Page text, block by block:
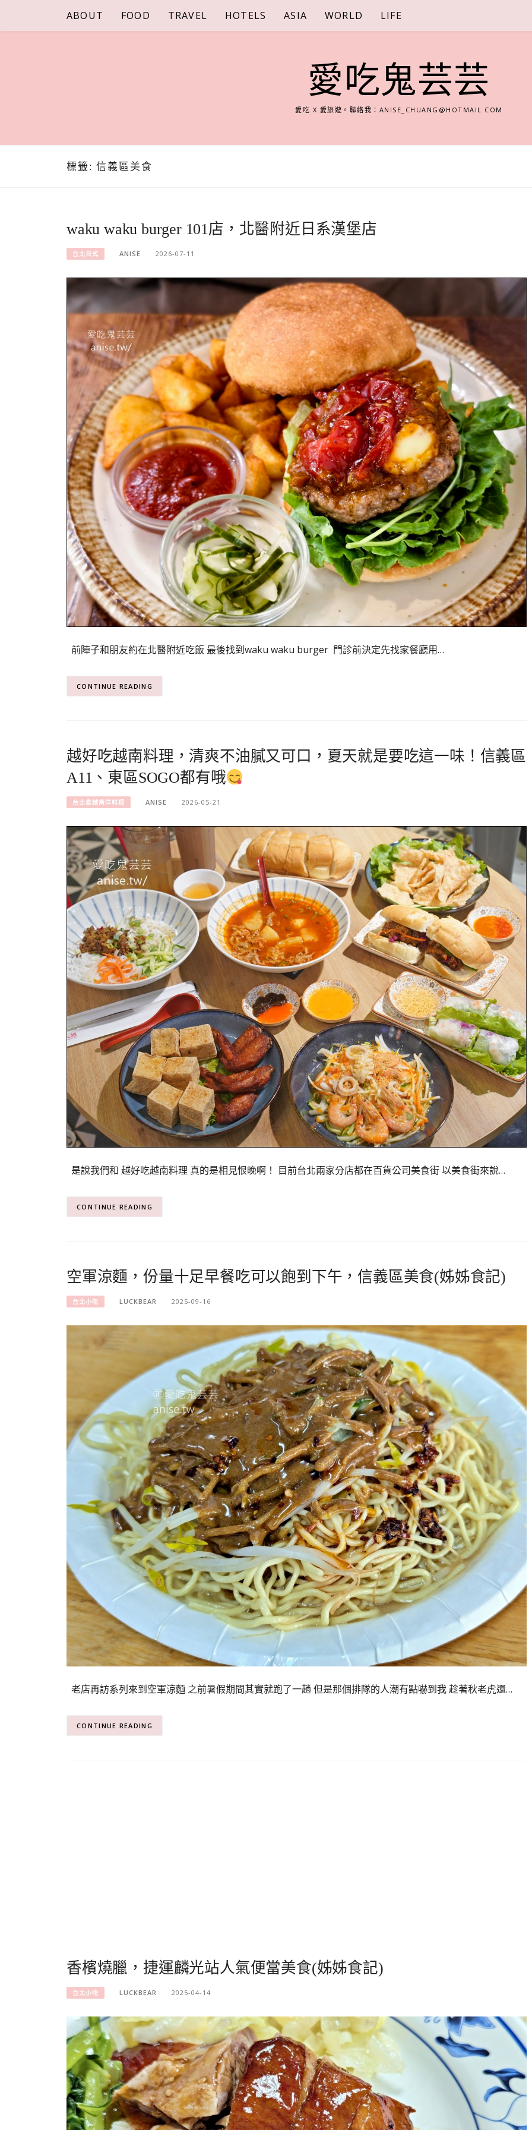
content
ABOUT FOOD TRAVEL HOTELS ASIA WORLD LIFE
愛吃鬼芸芸
愛吃 X 愛旅遊。聯絡我： ANISE_CHUANG@HOTMAIL.COM
標籤: 信義區美食
waku waku burger 101店，北醫附近日系漢堡店
台北日式 ANISE 2026-07-11
前陣子和朋友約在北醫附近吃飯 最後找到waku waku burger 門診前決定先找家餐廳用…
CONTINUE READING
越好吃越南料理，清爽不油膩又可口，夏天就是要吃這一味！信義區
A11、東區SOGO都有哦
台北泰越南洋料理 ANISE 2026-05-21
是說我們和 越好吃越南料理 真的是相見恨晚啊！ 目前台北兩家分店都在百貨公司美食街 以美食街來說…
CONTINUE READING
空軍涼麵，份量十足早餐吃可以飽到下午，信義區美食(姊姊食記)
台北小吃 LUCKBEAR 2025-09-16
老店再訪系列來到空軍涼麵 之前暑假期間其實就跑了一趟 但是那個排隊的人潮有點嚇到我 趁著秋老虎還…
CONTINUE READING
香檳燒臘，捷運麟光站人氣便當美食(姊姊食記)
台北小吃 LUCKBEAR 2025-04-14